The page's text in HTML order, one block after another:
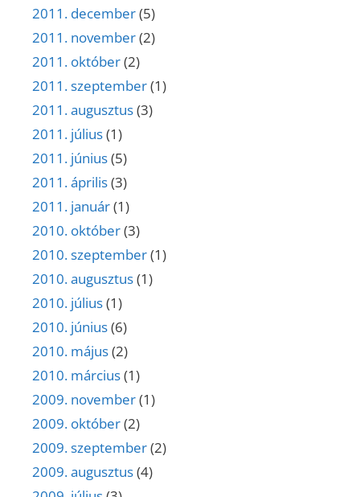
2011. december(5)
2011. november(2)
2011. október(2)
2011. szeptember(1)
2011. augusztus(3)
2011. július(1)
2011. június(5)
2011. április(3)
2011. január(1)
2010. október(3)
2010. szeptember(1)
2010. augusztus(1)
2010. július(1)
2010. június(6)
2010. május(2)
2010. március(1)
2009. november(1)
2009. október(2)
2009. szeptember(2)
2009. augusztus(4)